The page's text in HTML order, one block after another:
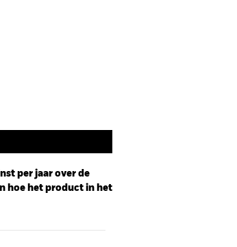
per jaar over de
hoe het product in het